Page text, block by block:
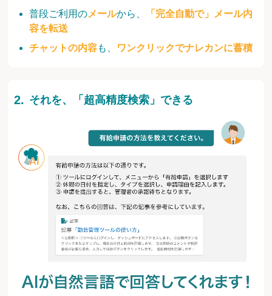
普段ご利用のメールから、
「完全自動で」メール内
容を転送
チャットの内容も、 ワンクリックでナレカンに蓄積
それを、「超高精度検索」できる